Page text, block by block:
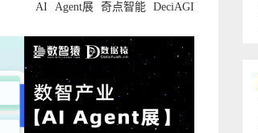
AI Agent展 奇点智能 DeciAGI